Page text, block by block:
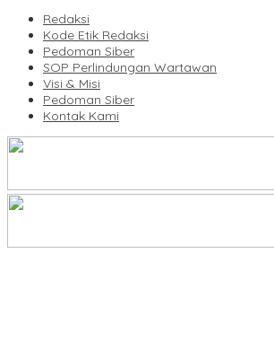
Redaksi
Kode Etik Redaksi
Pedoman Siber
SOP Perlindungan Wartawan
Visi & Misi
Pedoman Siber
Kontak Kami